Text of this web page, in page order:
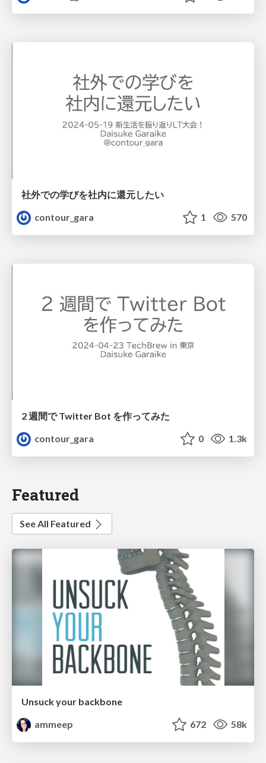
社外での学びを社内に還元したい
contour_gara
1 570
2 週間で Twitter Bot を作ってみた
contour_gara
0 1.3k
Featured
See All Featured
Unsuck your backbone
ammeep
672 58k